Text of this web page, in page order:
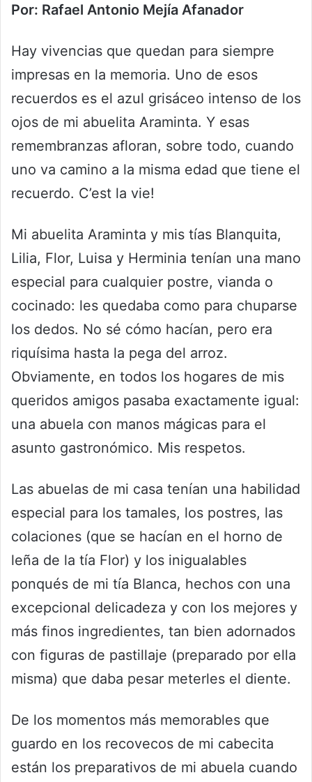
Por: Rafael Antonio Mejía Afanador
Hay vivencias que quedan para siempre
impresas en la memoria. Uno de esos
recuerdos es el azul grisáceo intenso de los
ojos de mi abuelita Araminta. Y esas
remembranzas afloran, sobre todo, cuando
uno va camino a la misma edad que tiene el
recuerdo. C’est la vie!
Mi abuelita Araminta y mis tías Blanquita,
Lilia, Flor, Luisa y Herminia tenían una mano
especial para cualquier postre, vianda o
cocinado: les quedaba como para chuparse
los dedos. No sé cómo hacían, pero era
riquísima hasta la pega del arroz.
Obviamente, en todos los hogares de mis
queridos amigos pasaba exactamente igual:
una abuela con manos mágicas para el
asunto gastronómico. Mis respetos.
Las abuelas de mi casa tenían una habilidad
especial para los tamales, los postres, las
colaciones (que se hacían en el horno de
leña de la tía Flor) y los inigualables
ponqués de mi tía Blanca, hechos con una
excepcional delicadeza y con los mejores y
más finos ingredientes, tan bien adornados
con figuras de pastillaje (preparado por ella
misma) que daba pesar meterles el diente.
De los momentos más memorables que
guardo en los recovecos de mi cabecita
están los preparativos de mi abuela cuando